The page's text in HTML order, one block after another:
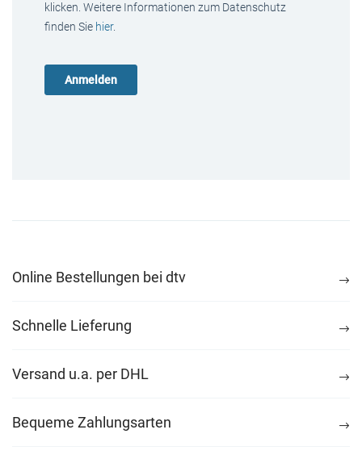
klicken. Weitere Informationen zum Datenschutz
finden Sie hier.
Online Bestellungen bei dtv
Schnelle Lieferung
Versand u.a. per DHL
Bequeme Zahlungsarten